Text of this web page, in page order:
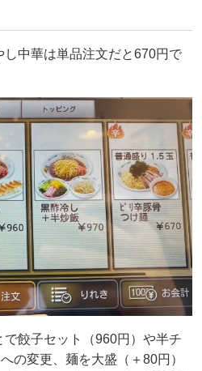
し中華は単品注文だと670円で
で餃子セット（960円）や半チ
の変更、麺を大盛（＋80円）